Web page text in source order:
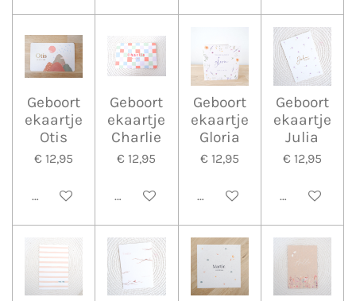
Geboort
ekaartje
Otis
€ 12,95
Bekijk details
Geboort
ekaartje
Charlie
€ 12,95
Bekijk details
Geboort
ekaartje
Gloria
€ 12,95
Bekijk details
Geboort
ekaartje
Julia
€ 12,95
Bekijk